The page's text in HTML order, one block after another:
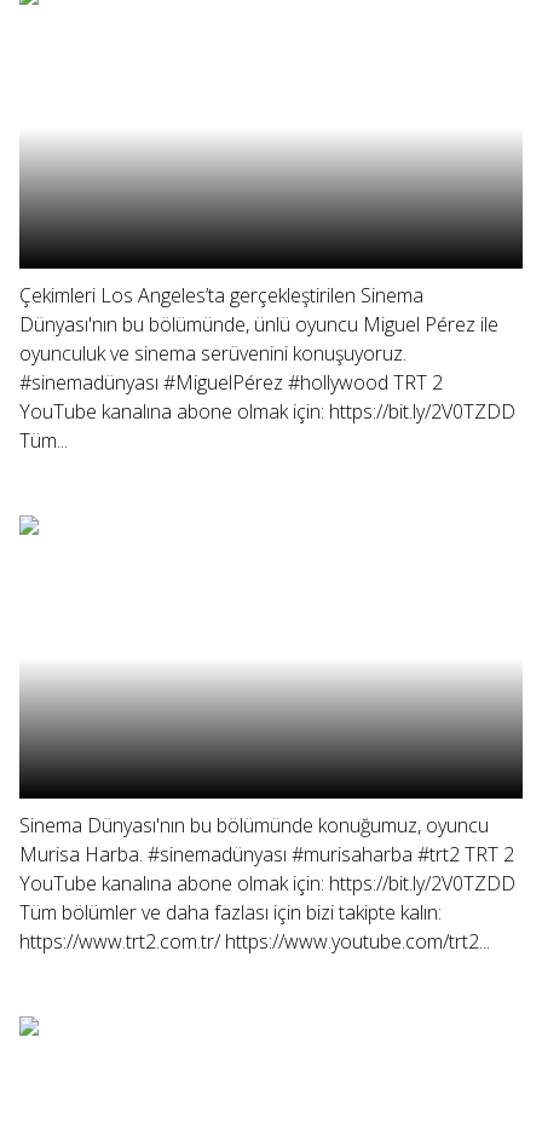
Çekimleri Los Angeles’ta gerçekleştirilen Sinema
Dünyası'nın bu bölümünde, ünlü oyuncu Miguel Pérez ile
oyunculuk ve sinema serüvenini konuşuyoruz.
#sinemadünyası #MiguelPérez #hollywood TRT 2
YouTube kanalına abone olmak için: https://bit.ly/2V0TZDD
Tüm...
Sinema Dünyası'nın bu bölümünde konuğumuz, oyuncu
Murisa Harba. #sinemadünyası #murisaharba #trt2 TRT 2
YouTube kanalına abone olmak için: https://bit.ly/2V0TZDD
Tüm bölümler ve daha fazlası için bizi takipte kalın:
https://www.trt2.com.tr/ https://www.youtube.com/trt2...